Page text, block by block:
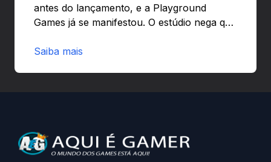
antes do lançamento, e a Playground
Games já se manifestou. O estúdio nega que
preload e avisa que quem usar versões não
da Playground: negação do preload,
medidas contra acessos não autorizados
Saiba mais